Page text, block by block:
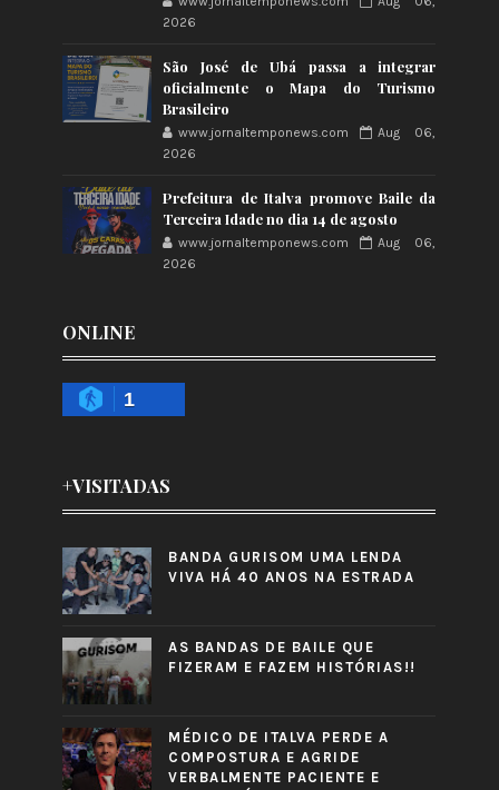
2026
São José de Ubá passa a integrar
oficialmente o Mapa do Turismo
Brasileiro
www.jornaltemponews.com
Aug 06,
2026
Prefeitura de Italva promove Baile da
Terceira Idade no dia 14 de agosto
www.jornaltemponews.com
Aug 06,
2026
ONLINE
1
+VISITADAS
BANDA GURISOM UMA LENDA
VIVA HÁ 40 ANOS NA ESTRADA
AS BANDAS DE BAILE QUE
FIZERAM E FAZEM HISTÓRIAS!!
MÉDICO DE ITALVA PERDE A
COMPOSTURA E AGRIDE
VERBALMENTE PACIENTE E